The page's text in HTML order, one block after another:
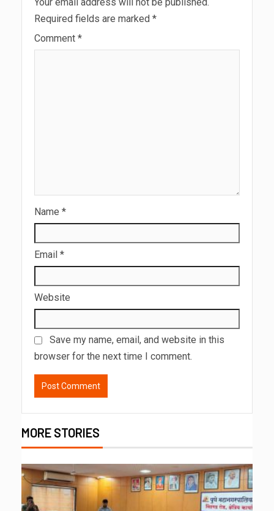
Required fields are marked *
Comment *
Name *
Email *
Website
Save my name, email, and website in this
browser for the next time I comment.
MORE STORIES